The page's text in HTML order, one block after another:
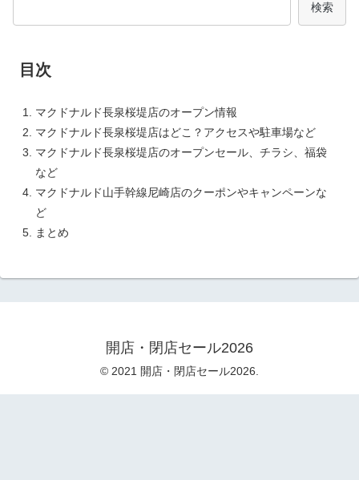
検索
目次
マクドナルド長泉桜堤店のオープン情報
マクドナルド長泉桜堤店はどこ？アクセスや駐車場など
マクドナルド長泉桜堤店のオープンセール、チラシ、福袋
など
マクドナルド山手幹線尼崎店のクーポンやキャンペーンな
ど
まとめ
開店・閉店セール2026
© 2021 開店・閉店セール2026.